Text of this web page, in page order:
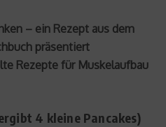
– ein Rezept aus dem
präsentiert
Rezepte für Muskelaufbau
4 kleine Pancakes)